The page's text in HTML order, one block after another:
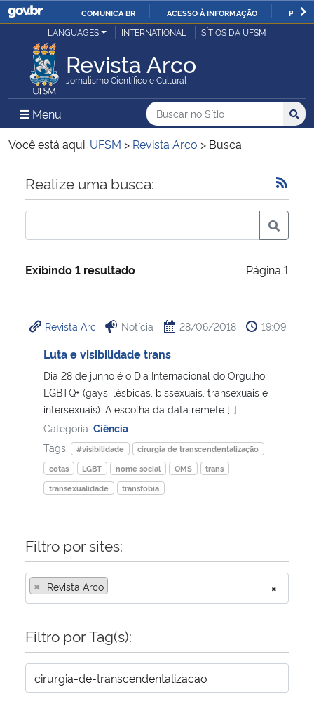
IR
O
COMUNICA BR ACESSO À INFORMAÇÃO
Ministério da Justiça e Segurança Pública
Ministério da Defesa
Ministério das Relações Exteriores
Ministério da Economia
Ministério da Infraestrutura
Ministério da Cidadania
Ministério de Minas e Energia
Ministério da Ciência, Tecnologia, Inovações e Comunicações
Ministério do Meio Ambiente
Ministério do Desenvolvimento Regional
Controladoria-Geral da União
Secretaria-Geral
LANGUAGES INTERNATIONAL SÍTIOS DA UFSM
Revista Arco
Jornalismo Científico e Cultural
Menu Menu Principal do Sítio
Busca
Buscar no no Sítio
Busca:
Você está aqui: UFSM > Revista Arco > Busca
Início do conteúdo
Realize uma busca:
Exibindo 1 resultado Página 1
Revista Arc Notícia 28/06/2018 19:09
Luta e visibilidade trans
Dia 28 de junho é o Dia Internacional do Orgulho
LGBTQ+ (gays, lésbicas, bissexuais, transexuais e
intersexuais). A escolha da data remete […]
Categoria: Ciência
Tags:
#visibilidade
cirurgia de transcendentalização
cotas
LGBT nome social OMS
trans
transexualidade
transfobia
Filtro por sites:
×
× Revista Arco
Filtro por Tag(s):